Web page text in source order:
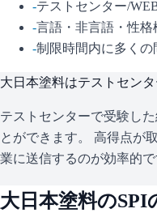
-テストセンター/
-言語・非言語・性格
-制限時間内に多くの
大日本塗料はテストセン
テストセンターで受験し
とができます。 高得点が
業に送信するのが効率的で
大日本塗料のSPI